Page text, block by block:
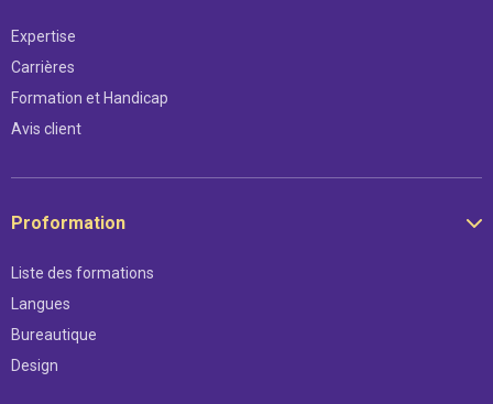
Expertise
Carrières
Formation et Handicap
Avis client
Proformation
Liste des formations
Langues
Bureautique
Design